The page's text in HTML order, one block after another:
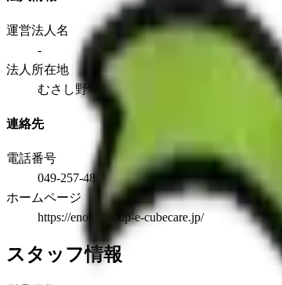
運営法人名
-
法人所在地
むさし野４－２BLオフィスe
連絡先
電話番号
049-257-4822
ホームページ
https://enoki-group-e-cubecare.jp/
スタッフ情報